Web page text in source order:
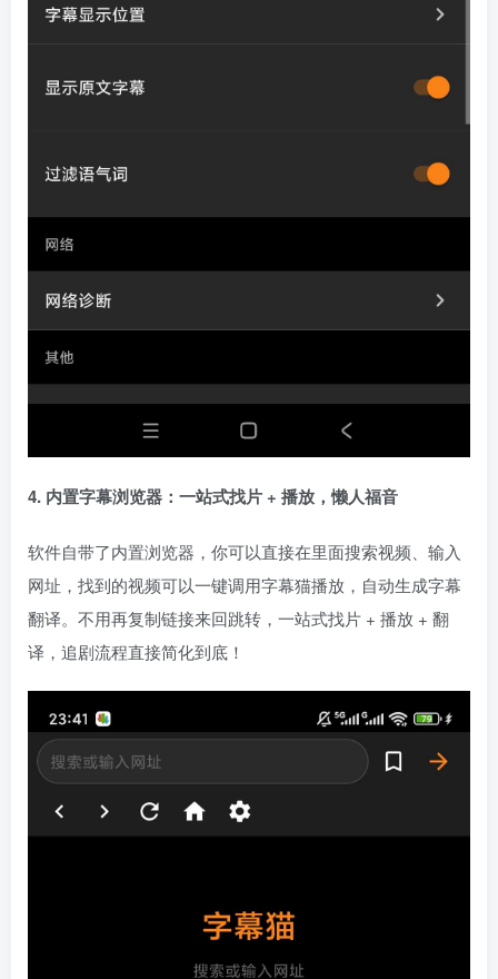
4. 内置字幕浏览器：一站式找片 + 播放，懒人福音
软件自带了内置浏览器，你可以直接在里面搜索视频、输入
网址，找到的视频可以一键调用字幕猫播放，自动生成字幕
翻译。不用再复制链接来回跳转，一站式找片 + 播放 + 翻
译，追剧流程直接简化到底！